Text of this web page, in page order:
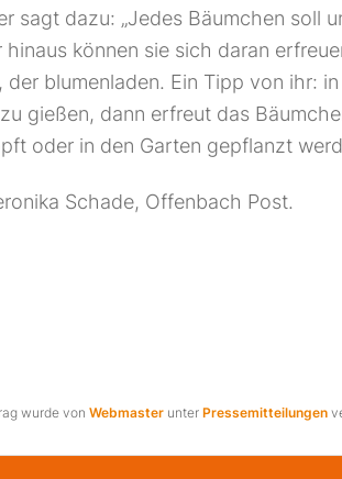
sagt dazu: „Jedes Bäumchen soll
hinaus können sie sich daran
der blumenladen. Ein Tipp von ihr:
gießen, dann erfreut das
oder in den Garten gepflanzt
Schade, Offenbach Post.
wurde von Webmaster unter Pressemitteilungen